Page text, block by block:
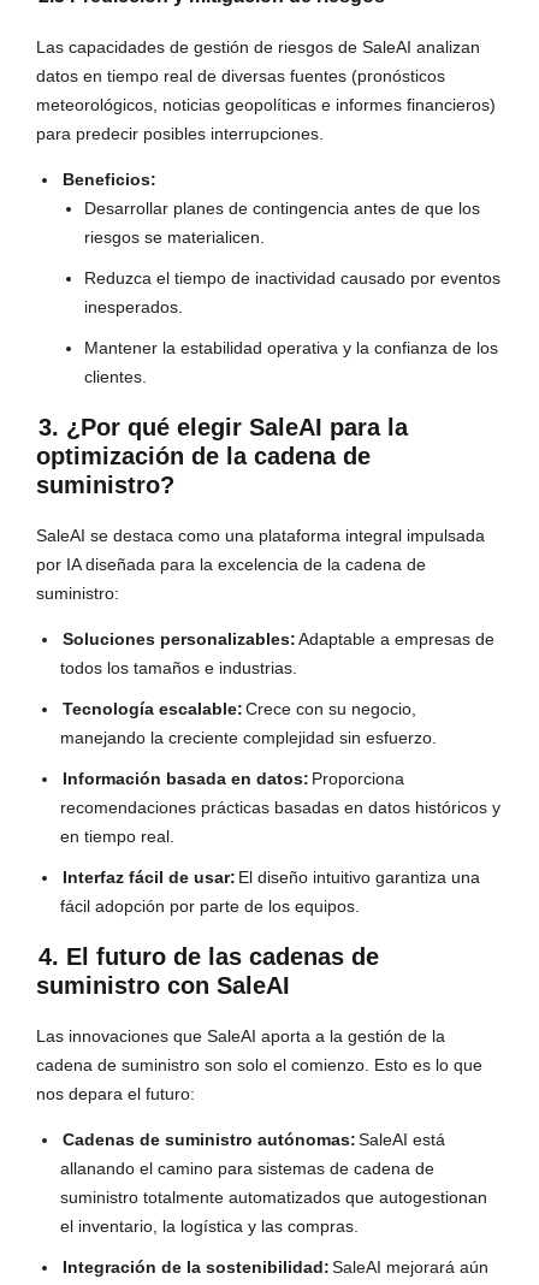
Las capacidades de gestión de riesgos de SaleAI analizan
datos en tiempo real de diversas fuentes (pronósticos
meteorológicos, noticias geopolíticas e informes financieros)
para predecir posibles interrupciones.
Beneficios:
Desarrollar planes de contingencia antes de que los
riesgos se materialicen.
Reduzca el tiempo de inactividad causado por eventos
inesperados.
Mantener la estabilidad operativa y la confianza de los
clientes.
3. ¿Por qué elegir SaleAI para la
optimización de la cadena de
suministro?
SaleAI se destaca como una plataforma integral impulsada
por IA diseñada para la excelencia de la cadena de
suministro:
Soluciones personalizables:Adaptable a empresas de
todos los tamaños e industrias.
Tecnología escalable:Crece con su negocio,
manejando la creciente complejidad sin esfuerzo.
Información basada en datos: Proporciona
recomendaciones prácticas basadas en datos históricos y
en tiempo real.
Interfaz fácil de usar: El diseño intuitivo garantiza una
fácil adopción por parte de los equipos.
4. El futuro de las cadenas de
suministro con SaleAI
Las innovaciones que SaleAI aporta a la gestión de la
cadena de suministro son solo el comienzo. Esto es lo que
nos depara el futuro:
Cadenas de suministro autónomas:SaleAI está
allanando el camino para sistemas de cadena de
suministro totalmente automatizados que autogestionan
el inventario, la logística y las compras.
Integración de la sostenibilidad:SaleAI mejorará aún